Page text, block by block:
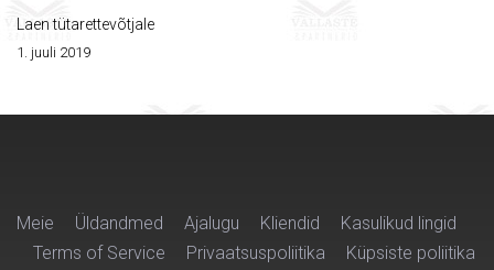
Laen tütarettevõtjale
1. juuli 2019
Meie Üldandmed Ajalugu Kliendid
Kasulikud lingid
Terms of Service
Privaatsuspoliitika
Küpsiste poliitika